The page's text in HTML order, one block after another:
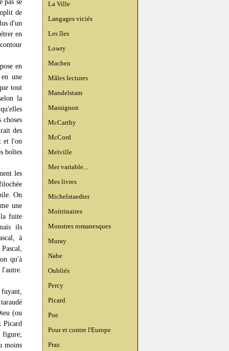
La Ville
Langages viciés
Les îles
Lowry
Machen
Mâles lectures
Mandelstam
Massignon
McCarthy
McCord
Melville
Mer variable...
Mes livres
Michelstaedter
Moitrinaires
Monstres romanesques
Muray
Nabe
Oubliés
Percy
Picard
Poe
Pour et contre l'Europe
Praz
de
d'un
en
en
une
tout
la
des
et l'on
boîtes
les
On
une
la fuite
ils
à
qu'à
(ou
Picard
figure;
moins